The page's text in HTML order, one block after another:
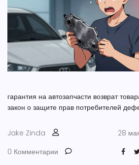
гарантия на автозапчасти возврат
закон о защите прав потребителей
Jake Zinda
28
0 Комментарии